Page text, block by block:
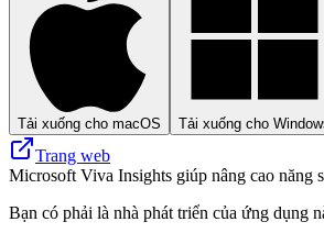
Tải xuống cho macOS Tải xuống cho
Trang web
Microsoft Viva Insights giúp nâng cao năng
Bạn có phải là nhà phát triển của ứng dụng